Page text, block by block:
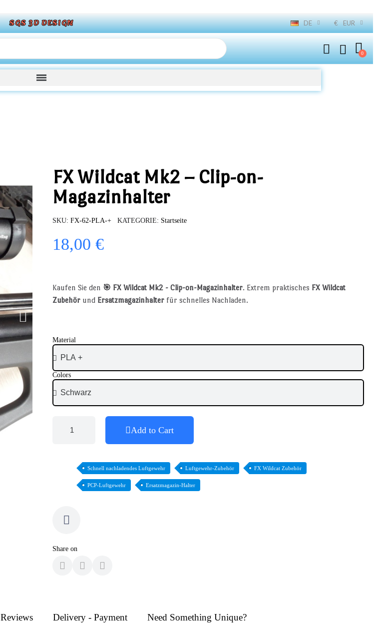
SGS 3D DESIGN DE € EUR
FX Wildcat Mk2 – Clip-on-
Magazinhalter
SKU FX-62-PLA-+ KATEGORIE Startseite
18,00 €
Kaufen Sie den 🎯 FX Wildcat Mk2 - Clip-on-Magazinhalter. Extrem praktisches FX Wildcat
Zubehör und Ersatzmagazinhalter für schnelles Nachladen.
Material
Colors
Add to Cart
Schnell nachladendes Luftgewehr Luftgewehr-Zubehör FX Wildcat Zubehör
PCP-Luftgewehr Ersatzmagazin-Halter
Share on
Reviews Delivery - Payment Need Something Unique?